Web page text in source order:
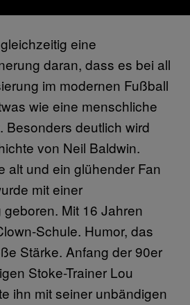
eine
daran, dass es bei all
im modernen Fußball
wie eine menschliche
Besonders deutlich wird
von Neil Baldwin.
alt und ein glühender Fan
mit einer
Mit 16 Jahren
Schule. Humor, das
Stärke. Anfang der 90er
Stoke-Trainer Lou
ihn mit seiner unbändigen